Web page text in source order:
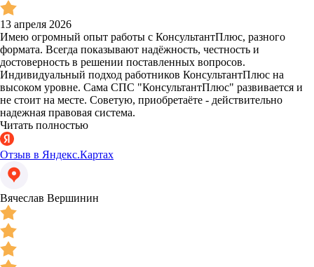
13 апреля 2026
Имею огромный опыт работы с КонсультантПлюс, разного
формата. Всегда показывают надёжность, честность и
достоверность в решении поставленных вопросов.
Индивидуальный подход работников КонсультантПлюс на
высоком уровне. Сама СПС "КонсультантПлюс" развивается и
не стоит на месте. Советую, приобретаёте - действительно
надежная правовая система.
Читать полностью
Отзыв в Яндекс.Картах
Вячеслав Вершинин